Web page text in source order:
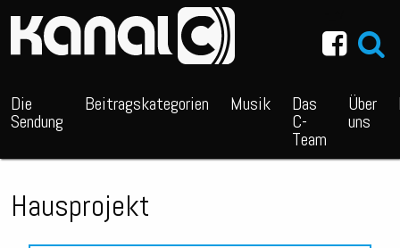
Die
Sendung
Beitragskategorien Musik Das
C-
Team
Über
uns
Hausprojekt